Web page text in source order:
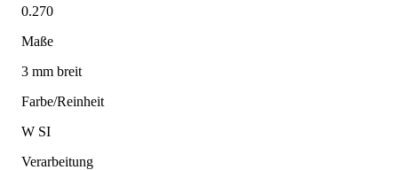
0.270
Maße
3 mm breit
Farbe/Reinheit
W SI
Verarbeitung